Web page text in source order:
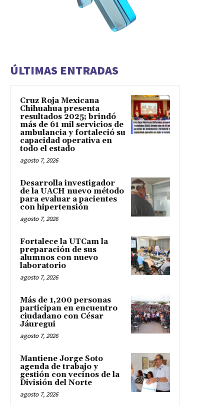
ÚLTIMAS ENTRADAS
Cruz Roja Mexicana
Chihuahua presenta
resultados 2025; brindó
más de 61 mil servicios de
ambulancia y fortaleció su
capacidad operativa en
todo el estado
agosto 7, 2026
Desarrolla investigador
de la UACH nuevo método
para evaluar a pacientes
con hipertensión
agosto 7, 2026
Fortalece la UTCam la
preparación de sus
alumnos con nuevo
laboratorio
agosto 7, 2026
Más de 1,200 personas
participan en encuentro
ciudadano con César
Jáuregui
agosto 7, 2026
Mantiene Jorge Soto
agenda de trabajo y
gestión con vecinos de la
División del Norte
agosto 7, 2026